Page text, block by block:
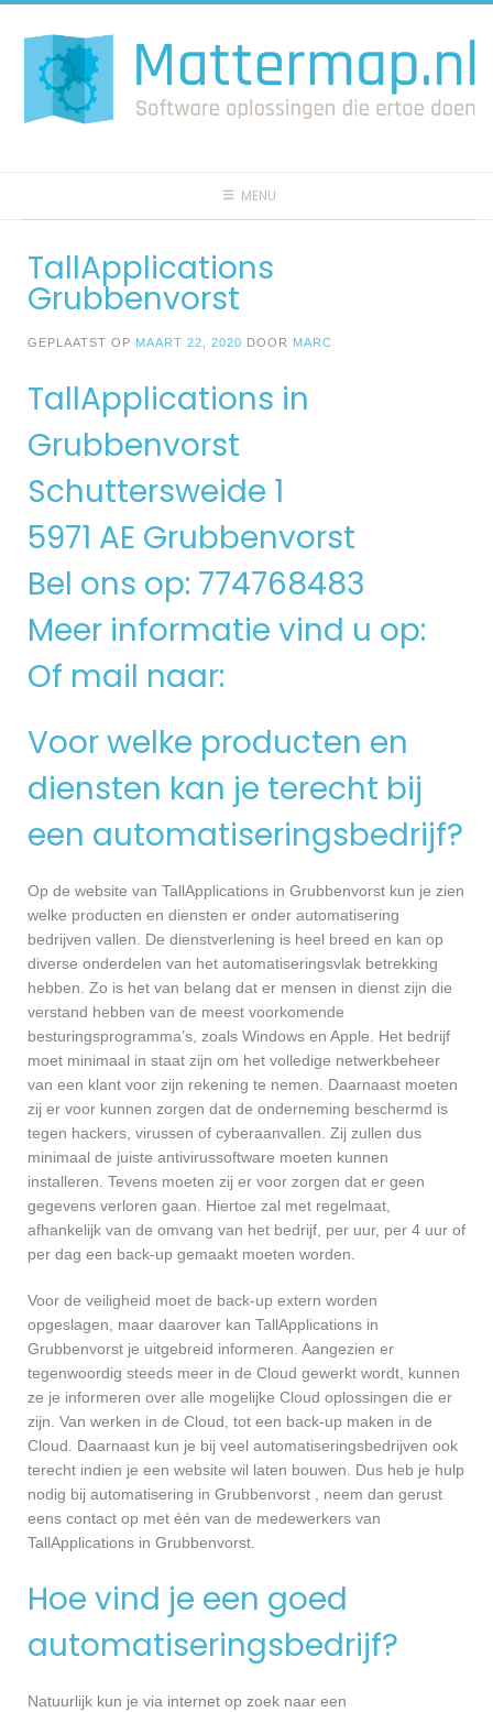
naar
inhoud
MENU
TallApplications
Grubbenvorst
GEPLAATST OP MAART 22, 2020 DOOR MARC
TallApplications in
Grubbenvorst
Schuttersweide 1
5971 AE Grubbenvorst
Bel ons op: 774768483
Meer informatie vind u op:
Of mail naar:
Voor welke producten en
diensten kan je terecht bij
een automatiseringsbedrijf?
Op de website van TallApplications in Grubbenvorst kun je zien
welke producten en diensten er onder automatisering
bedrijven vallen. De dienstverlening is heel breed en kan op
diverse onderdelen van het automatiseringsvlak betrekking
hebben. Zo is het van belang dat er mensen in dienst zijn die
verstand hebben van de meest voorkomende
besturingsprogramma’s, zoals Windows en Apple. Het bedrijf
moet minimaal in staat zijn om het volledige netwerkbeheer
van een klant voor zijn rekening te nemen. Daarnaast moeten
zij er voor kunnen zorgen dat de onderneming beschermd is
tegen hackers, virussen of cyberaanvallen. Zij zullen dus
minimaal de juiste antivirussoftware moeten kunnen
installeren. Tevens moeten zij er voor zorgen dat er geen
gegevens verloren gaan. Hiertoe zal met regelmaat,
afhankelijk van de omvang van het bedrijf, per uur, per 4 uur of
per dag een back-up gemaakt moeten worden.
Voor de veiligheid moet de back-up extern worden
opgeslagen, maar daarover kan TallApplications in
Grubbenvorst je uitgebreid informeren. Aangezien er
tegenwoordig steeds meer in de Cloud gewerkt wordt, kunnen
ze je informeren over alle mogelijke Cloud oplossingen die er
zijn. Van werken in de Cloud, tot een back-up maken in de
Cloud. Daarnaast kun je bij veel automatiseringsbedrijven ook
terecht indien je een website wil laten bouwen. Dus heb je hulp
nodig bij automatisering in Grubbenvorst , neem dan gerust
eens contact op met één van de medewerkers van
TallApplications in Grubbenvorst.
Hoe vind je een goed
automatiseringsbedrijf?
Natuurlijk kun je via internet op zoek naar een